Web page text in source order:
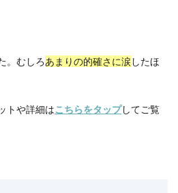
。むしろあまりの的確さに涙 したほ
トや詳細はこちらをタップしてご覧